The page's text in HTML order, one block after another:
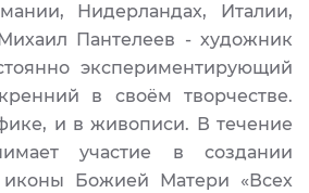
Нидерландах, Италии,
Пантелеев - художник
экспериментирующий
в своём творчестве.
и в живописи. В течение
участие в создании
иконы Божией Матери «Всех